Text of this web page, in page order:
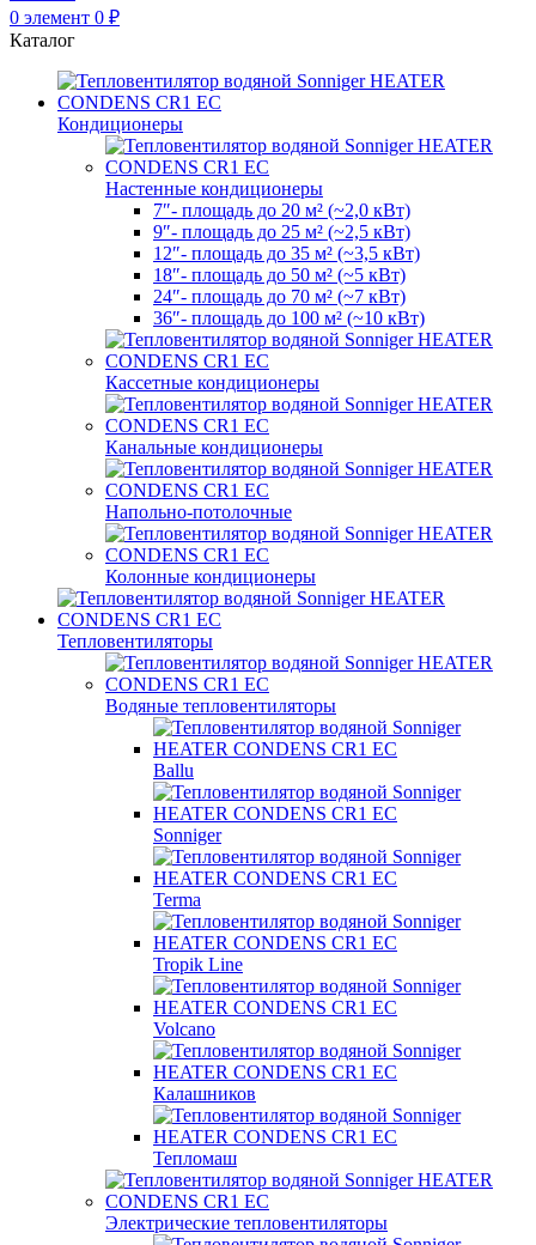
0 элемент 0 ₽
Каталог
Кондиционеры
Настенные кондиционеры
7″- площадь до 20 м² (~2,0 кВт)
9″- площадь до 25 м² (~2,5 кВт)
12″- площадь до 35 м² (~3,5 кВт)
18″- площадь до 50 м² (~5 кВт)
24″- площадь до 70 м² (~7 кВт)
36″- площадь до 100 м² (~10 кВт)
Кассетные кондиционеры
Канальные кондиционеры
Напольно-потолочные
Колонные кондиционеры
Тепловентиляторы
Водяные тепловентиляторы
Ballu
Sonniger
Terma
Tropik Line
Volcano
Калашников
Тепломаш
Электрические тепловентиляторы